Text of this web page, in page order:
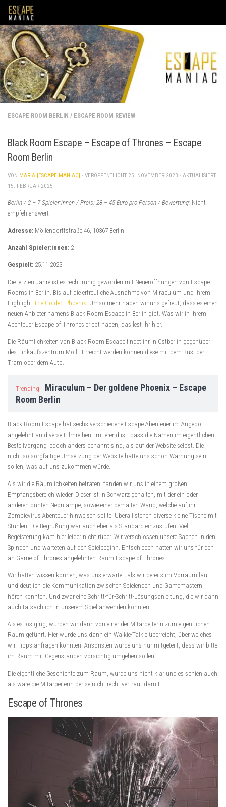
Unter dem Inhalt
ESCAPE ROOM BERLIN / ESCAPE ROOM REVIEW
Black Room Escape – Escape of Thrones – Escape
Room Berlin
VON MARIA [ESCAPE MANIAC] · VERÖFFENTLICHT 25. NOVEMBER 2023 · AKTUALISIERT
15. FEBRUAR 2025
Berlin / 2 – 7 Spieler:innen / Preis: 28 – 45 Euro pro Person / Bewertung: Nicht
empfehlenswert
Adresse: Möllendorffstraße 46, 10367 Berlin
Anzahl Spieler:innen: 2
Gespielt: 25.11.2023
Die letzten Jahre ist es recht ruhig geworden mit Neueröffnungen von Escape
Rooms in Berlin. Bis auf die erfreuliche Ausnahme von Miraculum und ihrem
Highlight The Golden Phoenix. Umso mehr haben wir uns gefreut, dass es einen
neuen Anbieter namens Black Room Escape in Berlin gibt. Was wir in ihrem
Abenteuer Escape of Thrones erlebt haben, das lest ihr hier.
Die Räumlichkeiten von Black Room Escape findet ihr in Ostberlin gegenüber
des Einkaufszentrum Mölli. Erreicht werden können diese mit dem Bus, der
Tram oder dem Auto.
Trending:
Miraculum – Der goldene Phoenix – Escape
Room Berlin
Black Room Escape hat sechs verschiedene Escape Abenteuer im Angebot,
angelehnt an diverse Filmreihen. Irritierend ist, dass die Namen im eigentlichen
Bestellvorgang jedoch anders benannt sind, als auf der Website selbst. Die
nicht so sorgfältige Umsetzung der Website hätte uns schon Warnung sein
sollen, was auf uns zukommen würde.
Als wir die Räumlichkeiten betraten, fanden wir uns in einem großen
Empfangsbereich wieder. Dieser ist in Schwarz gehalten, mit der ein oder
anderen bunten Neonlampe, sowie einer bemalten Wand, welche auf ihr
Zombievirus Abenteuer hinweisen sollte. Überall stehen diverse kleine Tische mit
Stühlen. Die Begrüßung war auch eher als Standard einzustufen. Viel
Begeisterung kam hier leider nicht rüber. Wir verschlossen unsere Sachen in den
Spinden und warteten auf den Spielbeginn. Entschieden hatten wir uns für den
an Game of Thrones angelehnten Raum Escape of Thrones.
Wir hätten wissen können, was uns erwartet, als wir bereits im Vorraum laut
und deutlich die Kommunikation zwischen Spielenden und Gamemastern
hören konnten. Und zwar eine Schritt-für-Schritt-Lösungsanleitung, die wir dann
auch tatsächlich in unserem Spiel anwenden konnten.
Als es los ging, wurden wir dann von einer der Mitarbeiterin zum eigentlichen
Raum geführt. Hier wurde uns dann ein Walkie-Talkie überreicht, über welches
wir Tipps anfragen könnten. Ansonsten wurde uns nur mitgeteilt, dass wir bitte
im Raum mit Gegenständen vorsichtig umgehen sollen.
Die eigentliche Geschichte zum Raum, wurde uns nicht klar und es schien auch
als wäre die Mitarbeiterin per se nicht recht vertraut damit.
Escape of Thrones